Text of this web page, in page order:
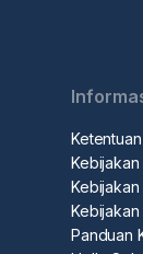
Kebijakan
Kebijakan
Panduan